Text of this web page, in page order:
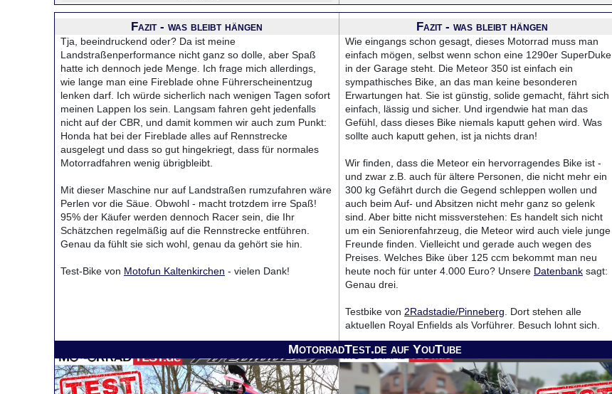
Fazit - was bleibt hängen
Tja, beeindruckend oder? Da ist meine
Landstraßenperformance nicht ganz so dolle, aber Spaß
hatte ich dennoch jede Menge. Ich frage mich allerdings,
wie lange man eine Fireblade ohne Führerscheinentzug
lenken darf. Ich würde sicherlich nach wenigen Tagen sofort
meinen Lappen los sein. Langsam fahren geht jedenfalls
nicht auf der CBR, und damit kommen wir auch zum Punkt:
Honda hat bei der Fireblade alles auf Rennstrecke
ausgelegt und dass so gut hingekriegt, dass für normales
Motorradfahren wenig übrigbleibt.
Mit dieser Maschine nur auf Landstraßen rumzufahren wäre
Perlen vor die Säue. Obwohl - macht trotzdem irre Spaß!
95% der Käufer werden dennoch Racer sein, die Ihr
Schätzchen regelmäßig auf die Rennstrecke entführen.
Genau da fühlt sie sich wohl, genau da gehört sie hin.
Test-Bike von Motofun Kaltenkirchen - vielen Dank!
Fazit - was bleibt hängen
Wie eingangs schon gesagt, dieses Motorrad muss man
einfach mögen, selbst wenn schon eine 1290er SuperDuke
in der Garage steht. Die Meteor 350 ist einfach ein
sympathisches Bike, an das man keine besonderen
Erwartungen hat. Sie ist günstig, solide gemacht, fährt sich
einfach, lässig und sicher. Und irgendwie hat man das
Gefühl, dass dieses Bike niemals kaputt gehen wird. Was
sollte auch kaputt gehen, ist ja nichts dran!
Wir finden, dass die Meteor ein hervorragendes Bike ist -
und zwar z.B. auch für ältere Personen, die nicht mehr ein
300 kg Gefährt durch die Gegend schleppen wollen und
auch beim Auf- und Absitzen nicht mehr ganz so gelenk
sind. Aber bitte nicht missverstehen: Es handelt sich nicht
um ein Seniorenfahrzeug, die Meteor wird auch viele junge
Freunde finden. Vielleicht und gerade auch wegen des
Preises. Welches Bike über 125 ccm bekommt man neu
heute noch für unter 4.000 Euro? Unsere Datenbank sagt:
Genau drei.
Testbike von 2Radstadie/Pinneberg . Dort stehen alle
aktuellen Royal Enfields als Vorführer. Besuch lohnt sich.
MotorradTest.de auf YouTube